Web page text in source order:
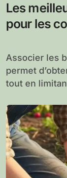
Les
pour les
Associer les bonnes plantes aux courgettes
permet
tout en